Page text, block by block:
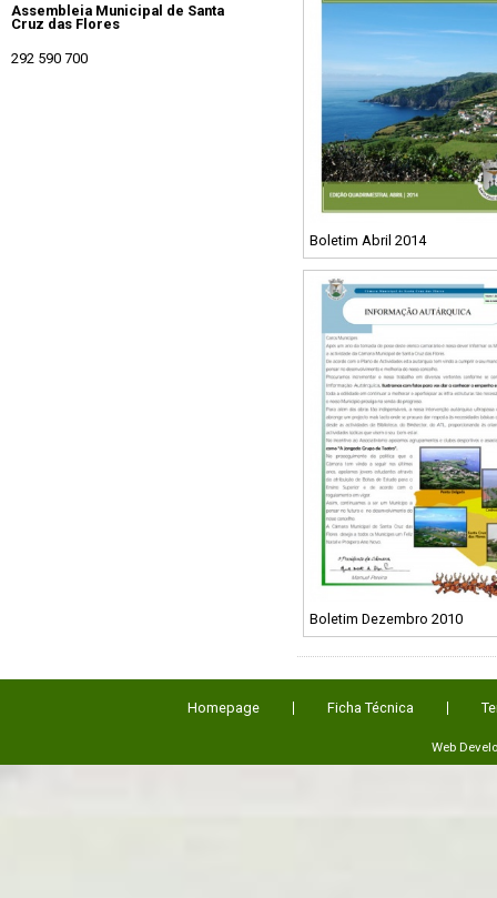
Assembleia Municipal de Santa
Cruz das Flores
292 590 700
Boletim Abril 2014
Boletim Dezembro 2010
Homepage Ficha Técnica
Web